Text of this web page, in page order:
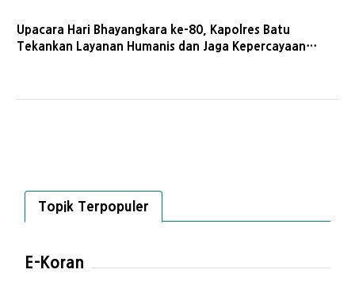
Upacara Hari Bhayangkara ke-80, Kapolres Batu
Tekankan Layanan Humanis dan Jaga Kepercayaan
Topik Terpopuler
E-Koran